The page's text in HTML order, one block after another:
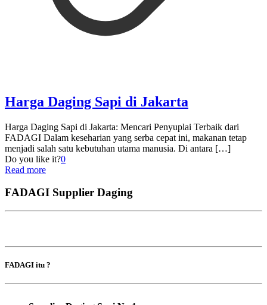
Harga Daging Sapi di Jakarta
Harga Daging Sapi di Jakarta: Mencari Penyuplai Terbaik dari
FADAGI Dalam keseharian yang serba cepat ini, makanan tetap
menjadi salah satu kebutuhan utama manusia. Di antara […]
Do you like it?0
Read more
FADAGI Supplier Daging
FADAGI itu ?